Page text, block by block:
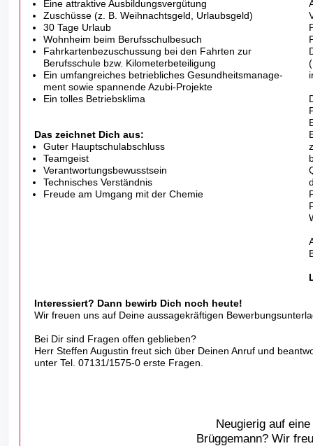
Eine attraktive Ausbildungsvergütung
Zuschüsse (z. B. Weihnachtsgeld, Urlaubsgeld)
30 Tage Urlaub
Wohnheim beim Berufsschulbesuch
Fahrkartenbezuschussung bei den Fahrten zur
Berufsschule bzw. Kilometerbeteiligung
Ein umfangreiches betriebliches Gesundheitsmanage­
ment sowie spannende Azubi-Projekte
Ein tolles Betriebsklima
Das zeichnet Dich aus:
Guter Hauptschul­abschluss
Teamgeist
Verantwortungsbewusstsein
Technisches Verständnis
Freude am Umgang mit der Chemie
Interessiert? Dann bewirb Dich noch heute!
Wir freuen uns auf Deine aussagekräftigen
Bei Dir sind Fragen offen geblieben?
Herr Steffen Augustin freut sich über Deinen Anruf und
unter Tel. 07131/1575-0 erste Fragen.
Neugierig auf
Brüggemann? Wir